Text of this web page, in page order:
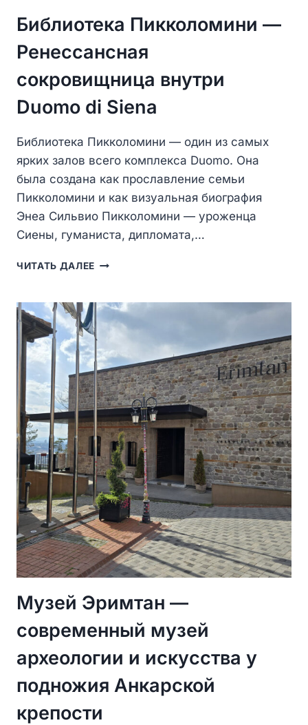
Библиотека Пикколомини —
Ренессансная
сокровищница внутри
Duomo di Siena
Библиотека Пикколомини — один из самых
ярких залов всего комплекса Duomo. Она
была создана как прославление семьи
Пикколомини и как визуальная биография
Энеа Сильвио Пикколомини — уроженца
Сиены, гуманиста, дипломата,…
ЧИТАТЬ ДАЛЕЕ БИБЛИОТЕКА
РЕНЕССАНСНАЯ
СОКРОВИЩНИЦА
ВНУТРИ
DUOMO
DI
SIENA
Музей Эримтан —
современный музей
археологии и искусства у
подножия Анкарской
крепости